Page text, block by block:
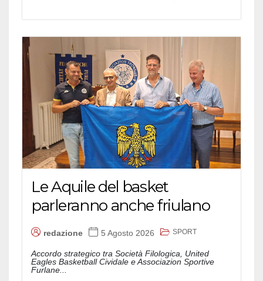
Le Aquile del basket
parleranno anche friulano
redazione 5 Agosto 2026 SPORT
Accordo strategico tra Società Filologica, United
Eagles Basketball Cividale e Associazion Sportive
Furlane...